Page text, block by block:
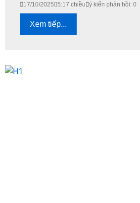
17/10/2025 5:17 chiều ý kiến phản hồi: 0
Xem tiếp...